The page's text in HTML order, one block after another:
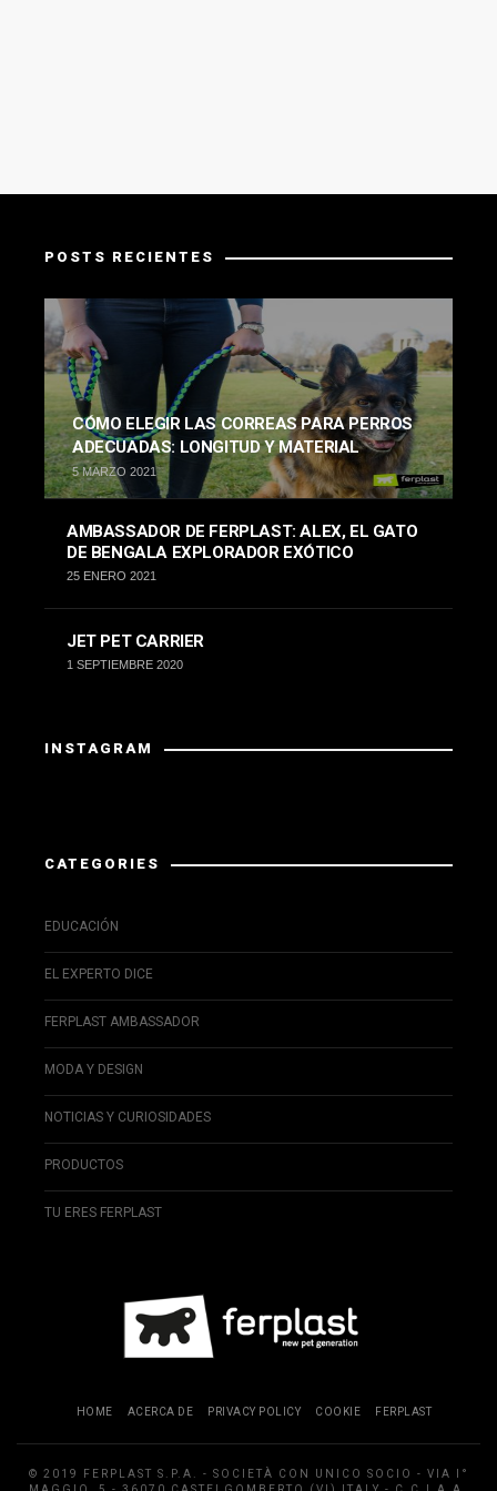
POSTS RECIENTES
CÓMO ELEGIR LAS CORREAS PARA PERROS
ADECUADAS: LONGITUD Y MATERIAL
5 MARZO 2021
AMBASSADOR DE FERPLAST: ALEX, EL GATO
DE BENGALA EXPLORADOR EXÓTICO
25 ENERO 2021
JET PET CARRIER
1 SEPTIEMBRE 2020
INSTAGRAM
CATEGORIES
EDUCACIÓN
EL EXPERTO DICE
FERPLAST AMBASSADOR
MODA Y DESIGN
NOTICIAS Y CURIOSIDADES
PRODUCTOS
TU ERES FERPLAST
HOME ACERCA DE PRIVACY POLICY COOKIE FERPLAST
© 2019 FERPLAST S.P.A. - SOCIETÀ CON UNICO SOCIO - VIA I°